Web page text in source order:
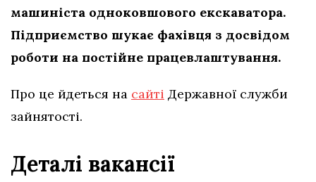
машиніста одноковшового екскаватора.
Підприємство шукає фахівця з досвідом
роботи на постійне працевлаштування.
Про це йдеться на сайті Державної служби
зайнятості.
Деталі вакансії